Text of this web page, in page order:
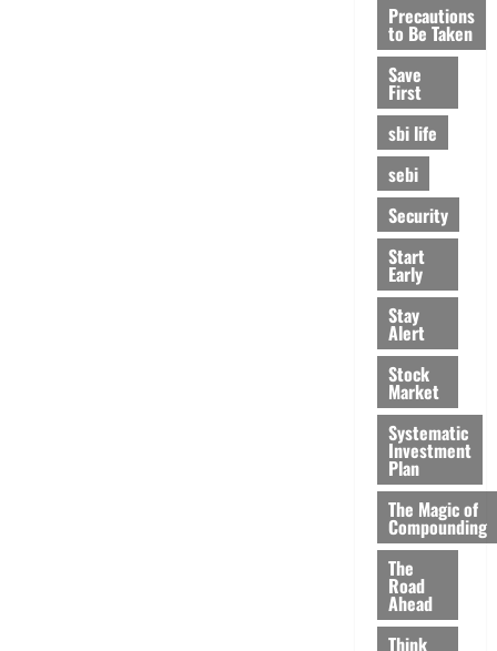
Precautions
to Be Taken
Save
First
sbi life
sebi
Security
Start
Early
Stay
Alert
Stock
Market
Systematic
Investment
Plan
The Magic of
Compounding
The
Road
Ahead
Think